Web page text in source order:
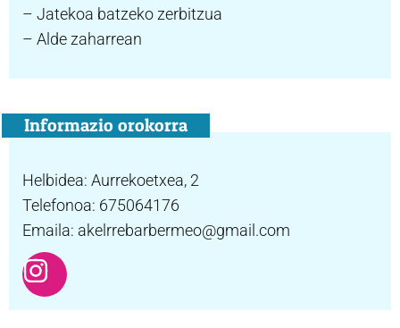
– Jatekoa batzeko zerbitzua
– Alde zaharrean
Informazio orokorra
Helbidea: Aurrekoetxea, 2
Telefonoa: 675064176
Emaila: akelrrebarbermeo@gmail.com